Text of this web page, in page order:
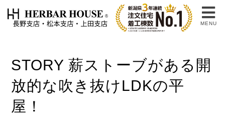
MENU
STORY 薪ストーブがある開
放的な吹き抜けLDKの平
屋！